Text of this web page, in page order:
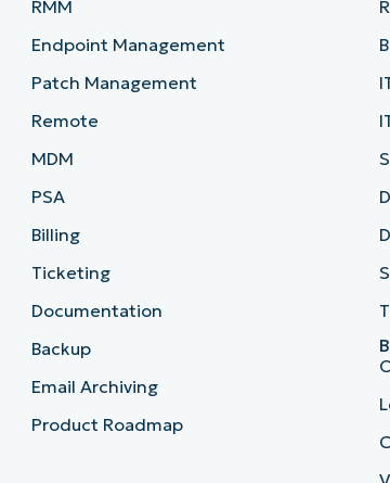
RMM
Endpoint Management
Patch Management
Remote
MDM
PSA
Billing
Ticketing
Documentation
Backup
Email Archiving
Product Roadmap